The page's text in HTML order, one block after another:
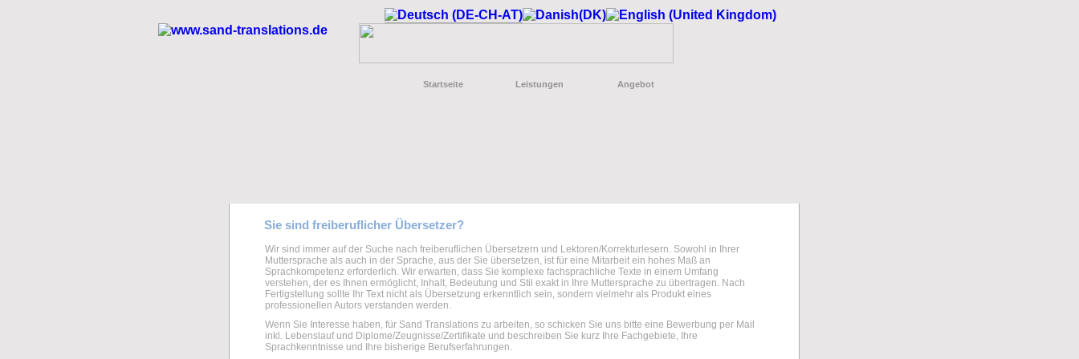
Startseite Leistungen Angebot
Sie sind freiberuflicher Übersetzer?
Wir sind immer auf der Suche nach freiberuflichen Übersetzern und Lektoren/Korrekturlesern. Sowohl in Ihrer
Muttersprache als auch in der Sprache, aus der Sie übersetzen, ist für eine Mitarbeit ein hohes Maß an
Sprachkompetenz erforderlich. Wir erwarten, dass Sie komplexe fachsprachliche Texte in einem Umfang
verstehen, der es Ihnen ermöglicht, Inhalt, Bedeutung und Stil exakt in Ihre Muttersprache zu übertragen. Nach
Fertigstellung sollte Ihr Text nicht als Übersetzung erkenntlich sein, sondern vielmehr als Produkt eines
professionellen Autors verstanden werden.
Wenn Sie Interesse haben, für Sand Translations zu arbeiten, so schicken Sie uns bitte eine Bewerbung per Mail
inkl. Lebenslauf und Diplome/Zeugnisse/Zertifikate und beschreiben Sie kurz Ihre Fachgebiete, Ihre
Sprachkenntnisse und Ihre bisherige Berufserfahrungen.